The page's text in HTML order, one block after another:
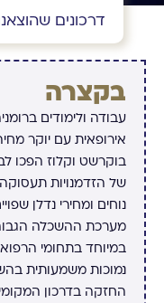
דרכונים
בקצרה
עבודה ולימודים
אירופאית עם יוקר
בוקרשט וקלוז הפכו
של הזדמנויות
נוחים ומחירי נדלן
מערכת ההשכלה
במיוחד בתחומי
נמוכות משמעותית
החזקה בדרכון